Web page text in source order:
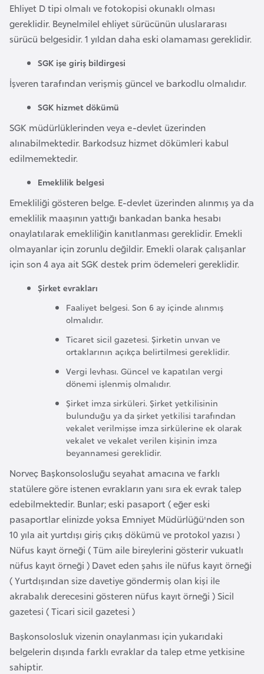
Ehliyet D tipi olmalı ve fotokopisi okunaklı olması
gereklidir. Beynelmilel ehliyet sürücünün uluslararası
sürücü belgesidir. 1 yıldan daha eski olamaması gereklidir.
SGK işe giriş bildirgesi
İşveren tarafından verişmiş güncel ve barkodlu olmalıdır.
SGK hizmet dökümü
SGK müdürlüklerinden veya e-devlet üzerinden
alınabilmektedir. Barkodsuz hizmet dökümleri kabul
edilmemektedir.
Emeklilik belgesi
Emekliliği gösteren belge. E-devlet üzerinden alınmış ya da
emeklilik maaşının yattığı bankadan banka hesabı
onaylatılarak emekliliğin kanıtlanması gereklidir. Emekli
olmayanlar için zorunlu değildir. Emekli olarak çalışanlar
için son 4 aya ait SGK destek prim ödemeleri gereklidir.
Şirket evrakları
Faaliyet belgesi. Son 6 ay içinde alınmış
olmalıdır.
Ticaret sicil gazetesi. Şirketin unvan ve
ortaklarının açıkça belirtilmesi gereklidir.
Vergi levhası. Güncel ve kapatılan vergi
dönemi işlenmiş olmalıdır.
Şirket imza sirküleri. Şirket yetkilisinin
bulunduğu ya da şirket yetkilisi tarafından
vekalet verilmişse imza sirkülerine ek olarak
vekalet ve vekalet verilen kişinin imza
beyannamesi gereklidir.
Norveç Başkonsolosluğu seyahat amacına ve farklı
statülere göre istenen evrakların yanı sıra ek evrak talep
edebilmektedir. Bunlar; eski pasaport ( eğer eski
pasaportlar elinizde yoksa Emniyet Müdürlüğü'nden son
10 yıla ait yurtdışı giriş çıkış dökümü ve protokol yazısı )
Nüfus kayıt örneği ( Tüm aile bireylerini gösterir vukuatlı
nüfus kayıt örneği ) Davet eden şahıs ile nüfus kayıt örneği
( Yurtdışından size davetiye göndermiş olan kişi ile
akrabalık derecesini gösteren nüfus kayıt örneği ) Sicil
gazetesi ( Ticari sicil gazetesi )
Başkonsolosluk vizenin onaylanması için yukarıdaki
belgelerin dışında farklı evraklar da talep etme yetkisine
sahiptir.
e
t
i
a
y
i
C
i
b
u
t
r
k
a
D
e
m
o
k
r
a
t
i